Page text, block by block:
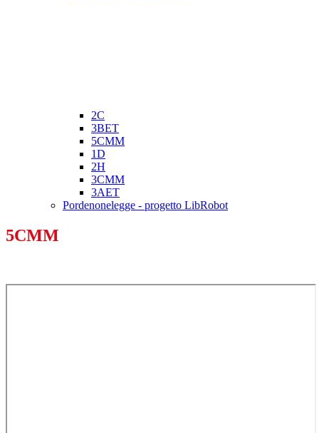
2C
3BET
5CMM
1D
2H
3CMM
3AET
Pordenonelegge - progetto LibRobot
5CMM